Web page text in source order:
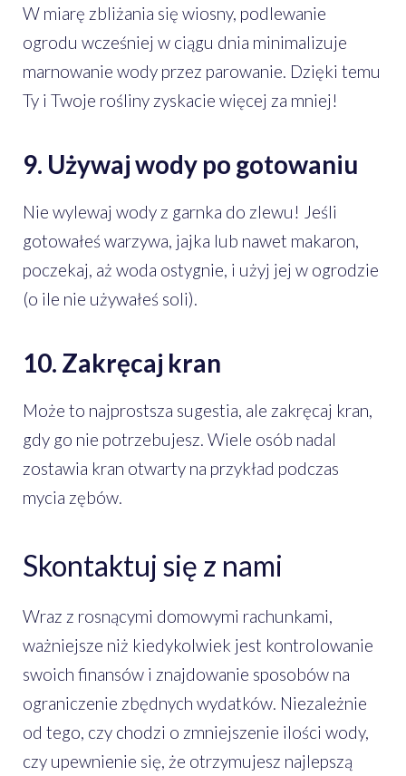
W miarę zbliżania się wiosny, podlewanie
ogrodu wcześniej w ciągu dnia minimalizuje
marnowanie wody przez parowanie. Dzięki temu
Ty i Twoje rośliny zyskacie więcej za mniej!
9. Używaj wody po gotowaniu
Nie wylewaj wody z garnka do zlewu! Jeśli
gotowałeś warzywa, jajka lub nawet makaron,
poczekaj, aż woda ostygnie, i użyj jej w ogrodzie
(o ile nie używałeś soli).
10. Zakręcaj kran
Może to najprostsza sugestia, ale zakręcaj kran,
gdy go nie potrzebujesz. Wiele osób nadal
zostawia kran otwarty na przykład podczas
mycia zębów.
Skontaktuj się z nami
Wraz z rosnącymi domowymi rachunkami,
ważniejsze niż kiedykolwiek jest kontrolowanie
swoich finansów i znajdowanie sposobów na
ograniczenie zbędnych wydatków. Niezależnie
od tego, czy chodzi o zmniejszenie ilości wody,
czy upewnienie się, że otrzymujesz najlepszą